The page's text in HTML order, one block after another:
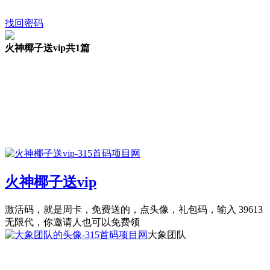
找回密码
火神椰子送vip共1篇
火神椰子送vip
激活码，就是周卡，免费送的，点头像，礼包码，输入 39613
无限代，你邀请人也可以免费领
大象团队